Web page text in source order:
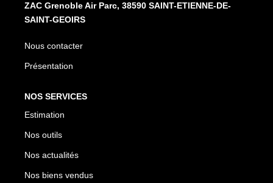
ZAC Grenoble Air Parc, 38590 SAINT-ETIENNE-DE-
SAINT-GEOIRS
Nous contacter
Présentation
NOS SERVICES
Estimation
Nos outils
Nos actualités
Nos biens vendus